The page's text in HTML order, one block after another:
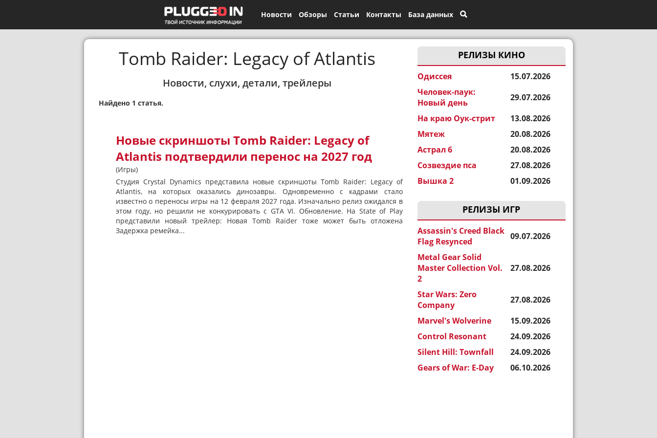
Новости Обзоры Статьи Контакты База данных
РЕЛИЗЫ КИНО
Одиссея
15.07.2026
Человек-паук:
Новый день
29.07.2026
На краю Оук-стрит
13.08.2026
Мятеж
20.08.2026
Астрал 6
20.08.2026
Созвездие пса
27.08.2026
Вышка 2
01.09.2026
РЕЛИЗЫ ИГР
Assassin's Creed Black
Flag Resynced
09.07.2026
Metal Gear Solid
Master Collection Vol.
2
27.08.2026
Star Wars: Zero
Company
27.08.2026
Marvel's Wolverine
15.09.2026
Control Resonant
24.09.2026
Silent Hill: Townfall
24.09.2026
Gears of War: E-Day
06.10.2026
Tomb Raider: Legacy of Atlantis
Новости, слухи, детали, трейлеры
Найдено 1 статья.
Новые скриншоты Tomb Raider: Legacy of
Atlantis подтвердили перенос на 2027 год
(Игры)
Студия Crystal Dynamics представила новые скриншоты Tomb Raider: Legacy of
Atlantis, на которых оказались динозавры. Одновременно с кадрами стало
известно о переносы игры на 12 февраля 2027 года. Изначально релиз ожидался в
этом году, но решили не конкурировать с GTA VI. Обновление. На State of Play
представили новый трейлер: Новая Tomb Raider тоже может быть отложена
Задержка ремейка...